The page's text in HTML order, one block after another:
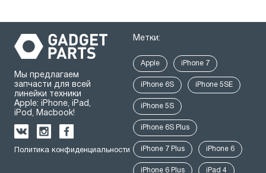
Мы предлагаем
запчасти для всей
линейки техники
Apple: iPhone, iPad,
iPod, Macbook!
Политика конфиденциальности
Метки:
Apple iPhone 7
iPhone 6S iPhone 5SE
iPhone 5S
iPhone 6S Plus
iPhone 7 Plus iPhone 6
iPhone 6 Plus iPad 4